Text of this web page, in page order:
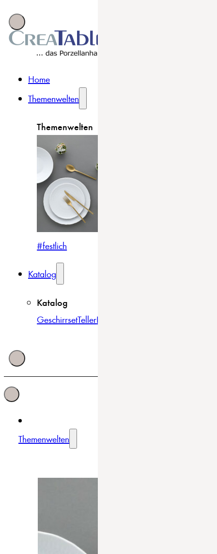
Home
Themenwelten
Themenwelten
#festlich
Katalog
Katalog
GeschirrsetTellerBowls & Schüsseln
Themenwelten